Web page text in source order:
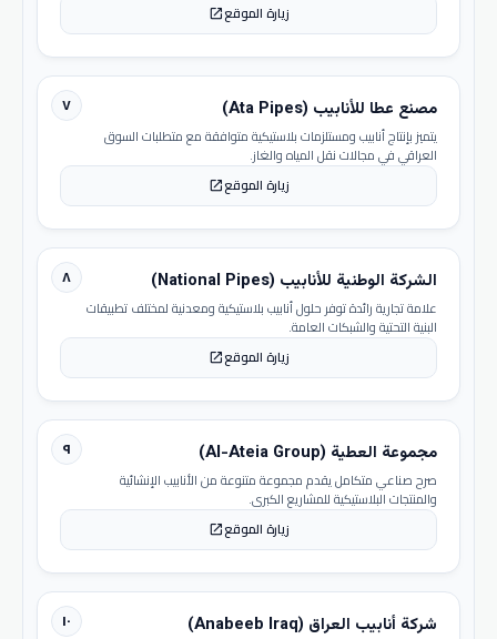
زيارة الموقعopen_in_new
٧ مصنع عطا للأنابيب (Ata Pipes)
يتميز بإنتاج أنابيب ومستلزمات بلاستيكية متوافقة مع متطلبات السوق
العراقي في مجالات نقل المياه والغاز.
زيارة الموقعopen_in_new
٨ الشركة الوطنية للأنابيب (National Pipes)
علامة تجارية رائدة توفر حلول أنابيب بلاستيكية ومعدنية لمختلف تطبيقات
البنية التحتية والشبكات العامة.
زيارة الموقعopen_in_new
٩ مجموعة العطية (Al-Ateia Group)
صرح صناعي متكامل يقدم مجموعة متنوعة من الأنابيب الإنشائية
والمنتجات البلاستيكية للمشاريع الكبرى.
زيارة الموقعopen_in_new
١٠ شركة أنابيب العراق (Anabeeb Iraq)